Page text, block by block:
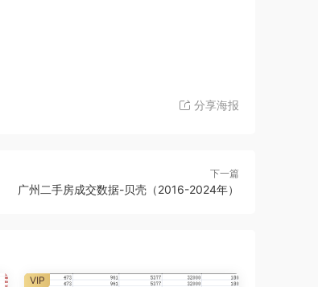
分享海报
下一篇
广州二手房成交数据-贝壳（2016-2024年）
VIP